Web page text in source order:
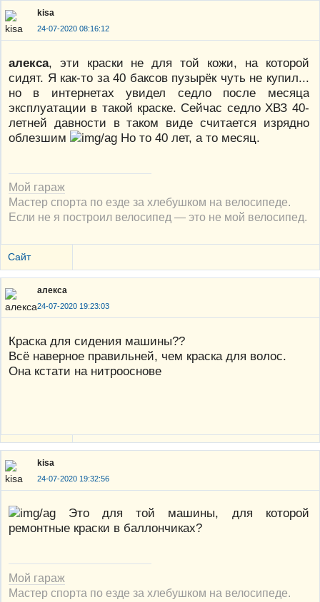
kisa
24-07-2020 08:16:12
алекса, эти краски не для той кожи, на которой
сидят. Я как-то за 40 баксов пузырёк чуть не купил...
но в интернетах увидел седло после месяца
эксплуатации в такой краске. Сейчас седло ХВЗ 40-
летней давности в таком виде считается изрядно
облезшим
Но то 40 лет, а то месяц.
Мой гараж
Мастер спорта по езде за хлебушком на велосипеде.
Если не я построил велосипед — это не мой велосипед.
Сайт
алекса
24-07-2020 19:23:03
Краска для сидения машины??
Всё наверное правильней, чем краска для волос.
Она кстати на нитрооснове
kisa
24-07-2020 19:32:56
Это для той машины, для которой
ремонтные краски в баллончиках?
Мой гараж
Мастер спорта по езде за хлебушком на велосипеде.